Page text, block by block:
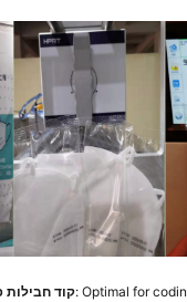
קוד חבילות: Optimal for